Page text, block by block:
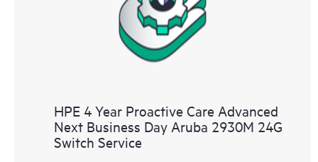
HPE 4 Year Proactive Care Advanced
Next Business Day Aruba 2930M 24G
Switch Service